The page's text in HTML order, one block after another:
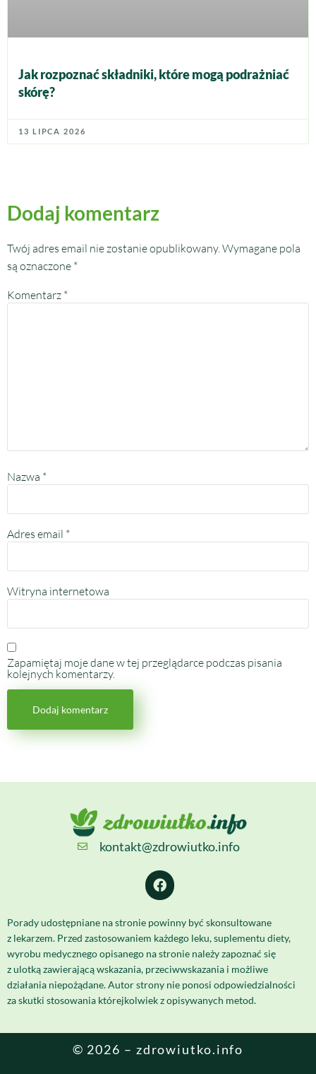
Jak rozpoznać składniki, które mogą podrażniać
skórę?
13 LIPCA 2026
Dodaj komentarz
Twój adres email nie zostanie opublikowany. Wymagane pola
są oznaczone *
Komentarz *
Nazwa *
Adres email *
Witryna internetowa
Zapamiętaj moje dane w tej przeglądarce podczas pisania
kolejnych komentarzy.
kontakt@zdrowiutko.info
Porady udostępniane na stronie powinny być skonsultowane
z lekarzem. Przed zastosowaniem każdego leku, suplementu diety,
wyrobu medycznego opisanego na stronie należy zapoznać się
z ulotką zawierającą wskazania, przeciwwskazania i możliwe
działania niepożądane. Autor strony nie ponosi odpowiedzialności
za skutki stosowania którejkolwiek z opisywanych metod.
© 2026 – zdrowiutko.info